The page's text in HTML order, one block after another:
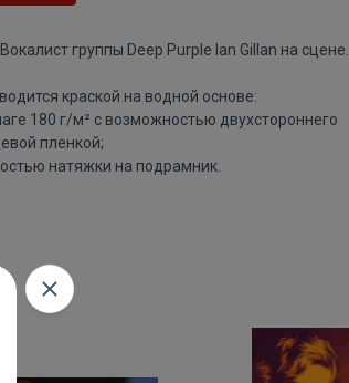
группы Deep Purple Ian Gillan на сцене.
краской на водной основе:
180 г/м² с возможностью двухстороннего
пленкой;
натяжки на подрамник.